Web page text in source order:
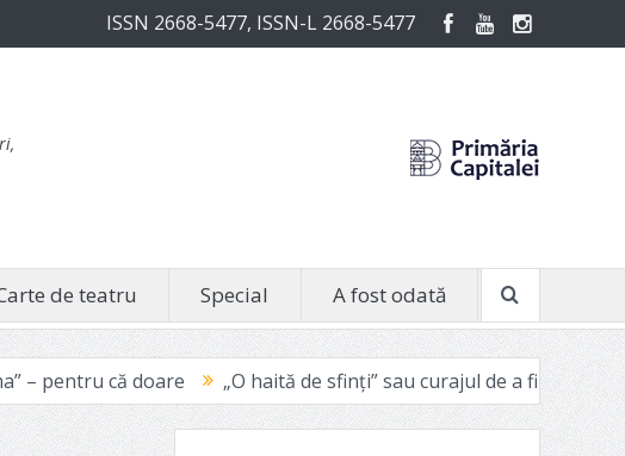
ISSN 2668-5477, ISSN-L 2668-5477
de teatru Special A fost odată
„O haită de sfinți” sau curajul de a fi vinovat Avignon